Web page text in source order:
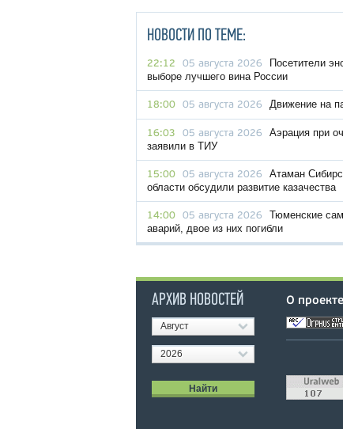
НОВОСТИ ПО ТЕМЕ:
22:12 05 августа 2026
Посетители
выборе лучшего вина России
18:00 05 августа 2026 Движение на
16:03 05 августа 2026
Аэрация при
заявили в ТИУ
15:00 05 августа 2026
Атаман
области обсудили развитие казачества
14:00 05 августа 2026
Тюменские
аварий, двое из них погибли
АРХИВ НОВОСТЕЙ
Август
2026
О проекте